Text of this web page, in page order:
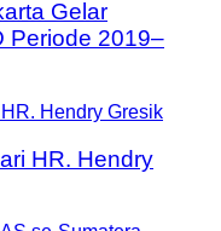
Gelar
Periode 2019–
HR. Hendry